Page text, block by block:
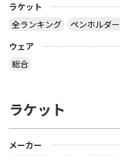
ラケット
全ランキング
ペンホルダー
ウェア
総合
ラケット
メーカー